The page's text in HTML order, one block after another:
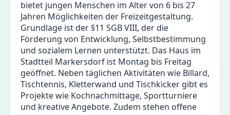
bietet jungen Menschen im Alter von 6 bis 27
Jahren Möglichkeiten der Freizeitgestaltung.
Grundlage ist der §11 SGB VIII, der die
Förderung von Entwicklung, Selbstbestimmung
und sozialem Lernen unterstützt. Das Haus im
Stadtteil Markersdorf ist Montag bis Freitag
geöffnet. Neben täglichen Aktivitäten wie Billard,
Tischtennis, Kletterwand und Tischkicker gibt es
Projekte wie Kochnachmittage, Sportturniere
und kreative Angebote. Zudem stehen offene